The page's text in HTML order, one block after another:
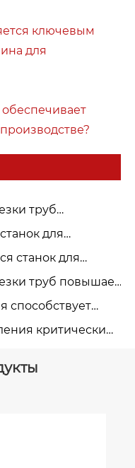
ключевым
для
труб
труб?
для
с тр
станок для
труб повышает
способствует
завода»?
критически